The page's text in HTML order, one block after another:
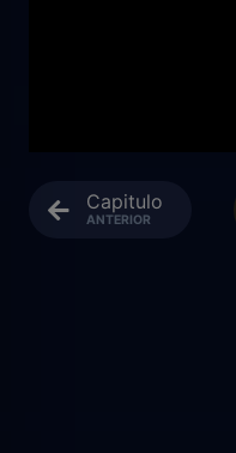
Capitulo
ANTERIOR